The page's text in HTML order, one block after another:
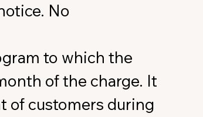
No
to which the
of the charge. It
of customers during